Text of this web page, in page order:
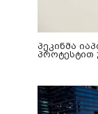
პეკინმა
პროტესტით